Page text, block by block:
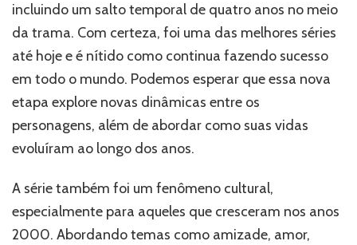
incluindo um salto temporal de quatro anos no meio
da trama. Com certeza, foi uma das melhores séries
até hoje e é nítido como continua fazendo sucesso
em todo o mundo. Podemos esperar que essa nova
etapa explore novas dinâmicas entre os
personagens, além de abordar como suas vidas
evoluíram ao longo dos anos.
A série também foi um fenômeno cultural,
especialmente para aqueles que cresceram nos anos
2000. Abordando temas como amizade, amor,